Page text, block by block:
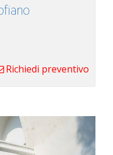
Richiedi preventivo